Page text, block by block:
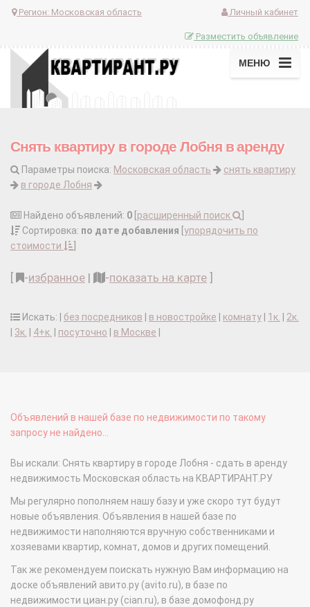
Регион: Московская область Личный кабинет
Разместить объявление
МЕНЮ
Снять квартиру в городе Лобня в аренду
Параметры поиска: Московская область
снять квартиру
в городе Лобня
Найдено объявлений: 0 расширенный поиск
Сортировка: по дате добавления упорядочить по
стоимости
-избранное | -показать на карте
Искать: | без посредников в новостройке комнату 1к.
2к.
3к. 4+к. посуточно в Москве
Объявлений в нашей базе по недвижимости по такому
запросу не найдено...
Вы искали: Снять квартиру в городе Лобня - сдать в аренду
недвижимость Московская область на КВАРТИРАНТ.РУ
Мы регулярно пополняем нашу базу и уже скоро тут будут
новые объявления. Объявления в нашей базе по
недвижимости наполняются вручную собственниками и
хозяевами квартир, комнат, домов и других помещений.
Так же рекомендуем поискать нужную Вам информацию на
доске объявлений авито.ру (avito.ru), в базе по
недвижимости циан.ру (cian.ru), в базе домофонд.ру